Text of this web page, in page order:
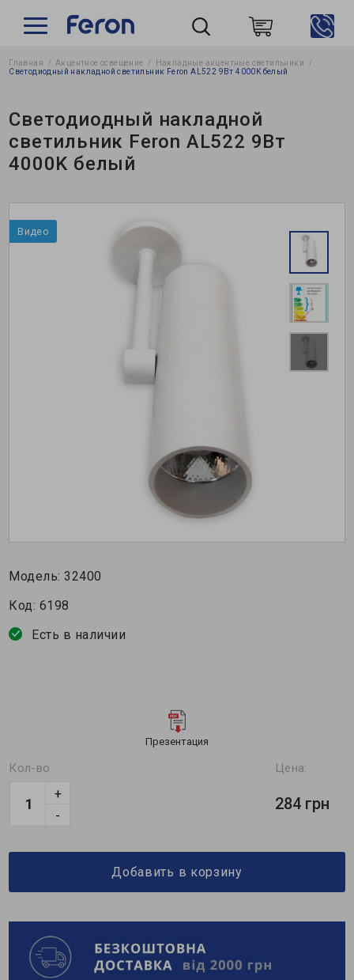
Пошук
Главная Акцентное освещение
Накладные акцентные светильники
Светодиодный накладной светильник Feron AL522 9Вт 4000K белый
Светодиодный накладной
светильник Feron AL522 9Вт
4000K белый
Видео
Модель:32400
Код: 6198
Есть в наличии
Презентация
Кол-во
-
+
Цена:
284 грн
Добавить в корзину